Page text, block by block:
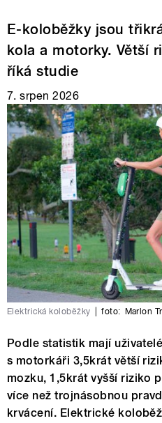
E-koloběžky jsou
kola a motorky. Větší
říká studie
7. srpen 2026
Elektrická koloběžky foto: Marlon
Podle statistik mají
s motorkáři 3,5krát větší
mozku, 1,5krát vyšší riziko
více než trojnásobnou
krvácení. Elektrické